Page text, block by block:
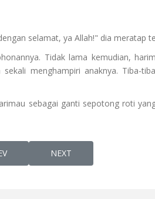
selamat, ya Allah!" dia meratap
Tidak lama kemudian,
menghampiri anaknya. Tiba-
sebagai ganti sepotong roti
ARTICLE: NASIB BAIK AKU LUPA!
NEXT ARTICLE: SKINCARE
NEXT